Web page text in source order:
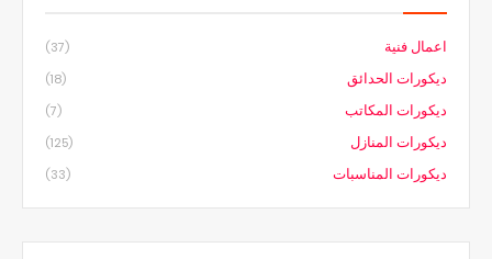
اعمال فنية (37)
ديكورات الحدائق (18)
ديكورات المكاتب (7)
ديكورات المنازل (125)
ديكورات المناسبات (33)